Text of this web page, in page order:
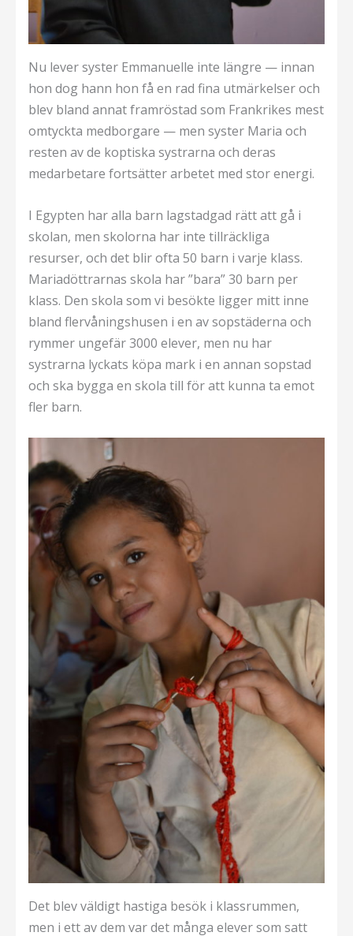
Nu lever syster Emmanuelle inte längre — innan
hon dog hann hon få en rad fina utmärkelser och
blev bland annat framröstad som Frankrikes mest
omtyckta medborgare — men syster Maria och
resten av de koptiska systrarna och deras
medarbetare fortsätter arbetet med stor energi.
I Egypten har alla barn lagstadgad rätt att gå i
skolan, men skolorna har inte tillräckliga
resurser, och det blir ofta 50 barn i varje klass.
Mariadöttrarnas skola har ”bara” 30 barn per
klass. Den skola som vi besökte ligger mitt inne
bland flervåningshusen i en av sopstäderna och
rymmer ungefär 3000 elever, men nu har
systrarna lyckats köpa mark i en annan sopstad
och ska bygga en skola till för att kunna ta emot
fler barn.
Det blev väldigt hastiga besök i klassrummen,
men i ett av dem var det många elever som satt